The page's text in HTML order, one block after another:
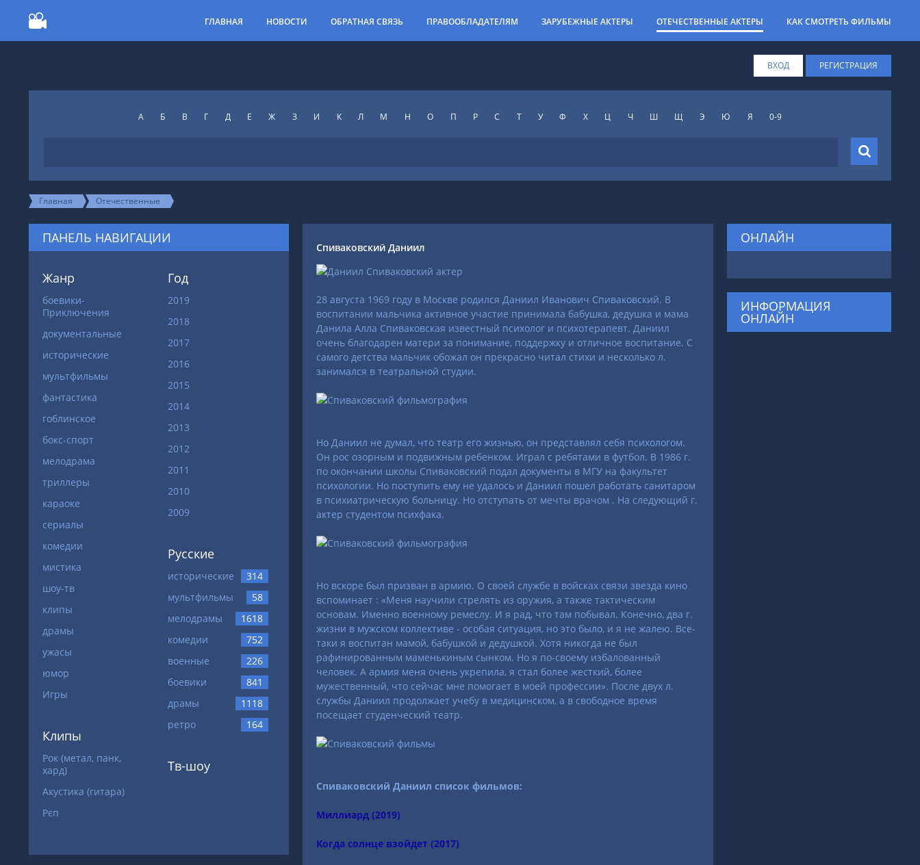
ГЛАВНАЯ НОВОСТИ ОБРАТНАЯ СВЯЗЬ ПРАВООБЛАДАТЕЛЯМ ЗАРУБЕЖНЫЕ АКТЕРЫ ОТЕЧЕСТВЕННЫЕ АКТЕРЫ КАК СМОТРЕТЬ ФИЛЬМЫ
ВХОД РЕГИСТРАЦИЯ
А Б В Г Д Е Ж З И К Л М Н О П Р С Т У Ф X Ц Ч Ш Щ Э Ю Я 0-9
Главная Отечественные
ПАНЕЛЬ НАВИГАЦИИ
Жанр
боевики-
Приключения
документальные
исторические
мультфильмы
фантастика
гоблинское
бокс-спорт
мелодрама
триллеры
караоке
сериалы
комедии
мистика
шоу-тв
клипы
драмы
ужасы
юмор
Игры
Клипы
Рок (метал, панк,
хард)
Акустика (гитара)
Рєп
Год
2019
2018
2017
2016
2015
2014
2013
2012
2011
2010
2009
Русские
исторические
314
мультфильмы
58
мелодрамы
1618
комедии
752
военные
226
боевики
841
драмы
1118
ретро
164
Тв-шоу
ОНЛАЙН
ИНФОРМАЦИЯ
ОНЛАЙН
Спиваковский Даниил
28 августа 1969 году в Москве родился Даниил Иванович Спиваковский. В
воспитании мальчика активное участие принимала бабушка, дедушка и мама
Данила Алла Спиваковская известный психолог и психотерапевт. Даниил
очень благодарен матери за понимание, поддержку и отличное воспитание. С
самого детства мальчик обожал он прекрасно читал стихи и несколько л.
занимался в театральной студии.
Но Даниил не думал, что театр его жизнью, он представлял себя психологом.
Он рос озорным и подвижным ребенком. Играл с ребятами в футбол. В 1986 г.
по окончании школы Спиваковский подал документы в МГУ на факультет
психологии. Но поступить ему не удалось и Даниил пошел работать санитаром
в психиатрическую больницу. Но отступать от мечты врачом . На следующий г.
актер студентом психфака.
Но вскоре был призван в армию. О своей службе в войсках связи звезда кино
вспоминает : «Меня научили стрелять из оружия, а также тактическим
основам. Именно военному ремеслу. И я рад, что там побывал. Конечно, два г.
жизни в мужском коллективе - особая ситуация, но это было, и я не жалею. Все-
таки я воспитан мамой, бабушкой и дедушкой. Хотя никогда не был
рафинированным маменькиным сынком. Но я по-своему избалованный
человек. А армия меня очень укрепила, я стал более жесткий, более
мужественный, что сейчас мне помогает в моей профессии». После двух л.
службы Даниил продолжает учебу в медицинском, а в свободное время
посещает студенческий театр.
Спиваковский Даниил список фильмов:
Миллиард (2019)
Когда солнце взойдет (2017)